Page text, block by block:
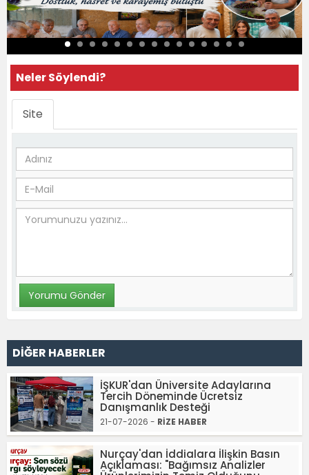
Neler Söylendi?
Site
DİĞER HABERLER
İŞKUR'dan Üniversite Adaylarına
Tercih Döneminde Ücretsiz
Danışmanlık Desteği
21-07-2026 - RİZE HABER
Nurçay'dan İddialara İlişkin Basın
Açıklaması: "Bağımsız Analizler